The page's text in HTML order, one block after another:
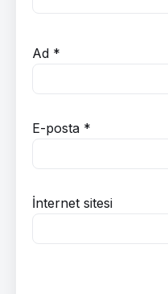
Ad *
E-posta *
İnternet sitesi